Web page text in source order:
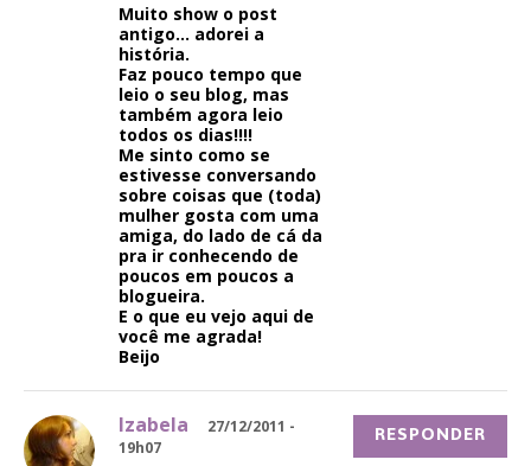
Muito show o post
antigo… adorei a
história.
Faz pouco tempo que
leio o seu blog, mas
também agora leio
todos os dias!!!!
Me sinto como se
estivesse conversando
sobre coisas que (toda)
mulher gosta com uma
amiga, do lado de cá da
pra ir conhecendo de
poucos em poucos a
blogueira.
E o que eu vejo aqui de
você me agrada!
Beijo
Izabela
27/12/2011 -
19h07
RESPONDER